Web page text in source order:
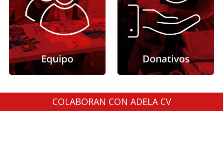
COLABORAN CON ADELA CV